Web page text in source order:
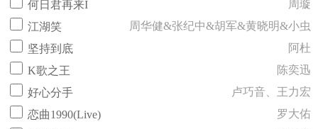
何日君再来I
周璇
江湖笑
周华健&张纪中&胡军&黄晓明&小虫
坚持到底
阿杜
K歌之王
陈奕迅
好心分手
卢巧音、王力宏
恋曲1990(Live)
罗大佑